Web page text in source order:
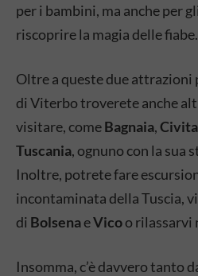
per i bambini, ma anche per
riscoprire la magia delle fiabe.
Oltre a queste due
di Viterbo troverete anche
visitare, comeBagnaia,
Tuscania, ognuno con la sua
Inoltre, potrete fare
incontaminata della Tuscia,
di BolsenaeVicoo rilassarvi
Insomma, c’è davvero tanto